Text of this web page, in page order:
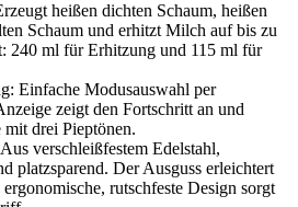
heißen dichten Schaum, heißen
Schaum und erhitzt Milch auf bis zu
240 ml für Erhitzung und 115 ml für
Einfache Modusauswahl per
zeigt den Fortschritt an und
mit drei Pieptönen.
verschleißfestem Edelstahl,
platzsparend. Der Ausguss erleichtert
rutschfeste Design sorgt